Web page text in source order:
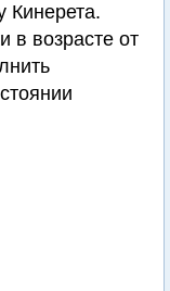
Кинерета.
в возрасте от